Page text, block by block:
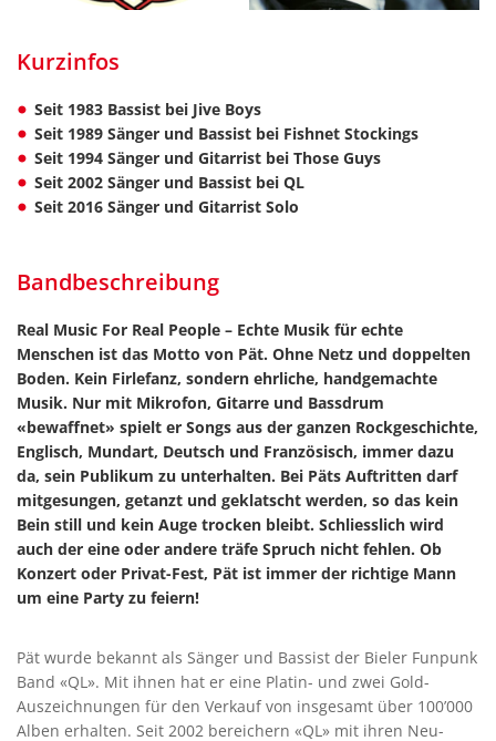
Kurzinfos
Seit 1983 Bassist bei Jive Boys
Seit 1989 Sänger und Bassist bei Fishnet Stockings
Seit 1994 Sänger und Gitarrist bei Those Guys
Seit 2002 Sänger und Bassist bei QL
Seit 2016 Sänger und Gitarrist Solo
Bandbeschreibung
Real Music For Real People – Echte Musik für echte
Menschen ist das Motto von Pät. Ohne Netz und doppelten
Boden. Kein Firlefanz, sondern ehrliche, handgemachte
Musik. Nur mit Mikrofon, Gitarre und Bassdrum
«bewaffnet» spielt er Songs aus der ganzen Rockgeschichte,
Englisch, Mundart, Deutsch und Französisch, immer dazu
da, sein Publikum zu unterhalten. Bei Päts Auftritten darf
mitgesungen, getanzt und geklatscht werden, so das kein
Bein still und kein Auge trocken bleibt. Schliesslich wird
auch der eine oder andere träfe Spruch nicht fehlen. Ob
Konzert oder Privat-Fest, Pät ist immer der richtige Mann
um eine Party zu feiern!
Pät wurde bekannt als Sänger und Bassist der Bieler Funpunk
Band «QL». Mit ihnen hat er eine Platin- und zwei Gold-
Auszeichnungen für den Verkauf von insgesamt über 100’000
Alben erhalten. Seit 2002 bereichern «QL» mit ihren Neu-